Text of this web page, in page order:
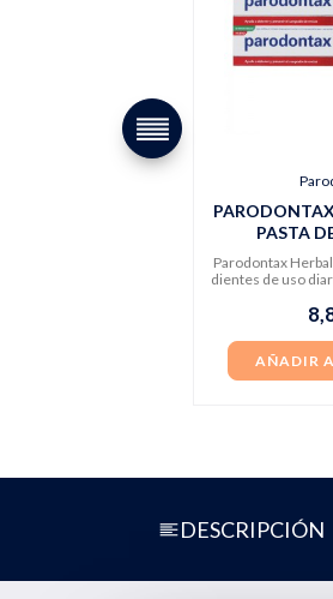
PASTA
Parodontax
dientes de uso
AÑADIR
DESCRIPCIÓN